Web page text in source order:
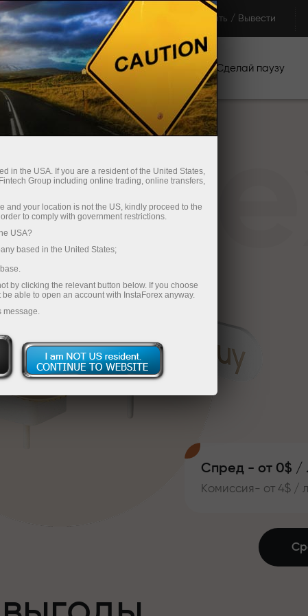
Торговые платформы Пополнить / Вывести
Партнерам Промоакции Сделай паузу
Спред - от 0$ /
Комиссия- от 4$ /
in the USA. If you are a resident of the United States,
Group including online trading, online transfers,
and your location is not the US, kindly proceed to the
to comply with government restrictions.
USA?
based in the United States;
by clicking the relevant button below. If you choose
able to open an account with InstaForex anyway.
message.